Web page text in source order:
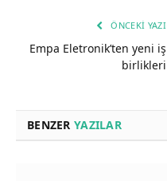
ÖNCEKI YAZI
Empa Eletronik’ten yeni iş
birlikleri
BENZER YAZILAR